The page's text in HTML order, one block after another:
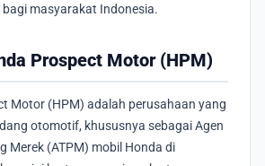
masyarakat Indonesia.
Prospect Motor (HPM)
Motor (HPM) adalah perusahaan yang
otomotif, khususnya sebagai Agen
Merek (ATPM) mobil Honda di